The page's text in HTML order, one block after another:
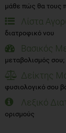
μάθε πώς θα τους
Λίστα
διατροφικό νου
Βασικός
μεταβολισμός σου;
Δείκτης
φυσιολογικό σου
Λεξικό
ορισμούς